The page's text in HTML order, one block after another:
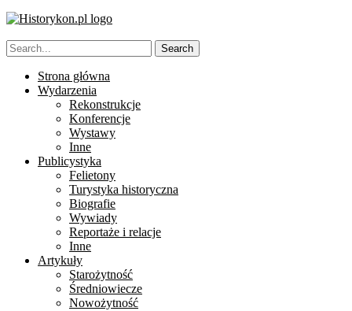
Strona główna
Wydarzenia
Rekonstrukcje
Konferencje
Wystawy
Inne
Publicystyka
Felietony
Turystyka historyczna
Biografie
Wywiady
Reportaże i relacje
Inne
Artykuły
Starożytność
Średniowiecze
Nowożytność